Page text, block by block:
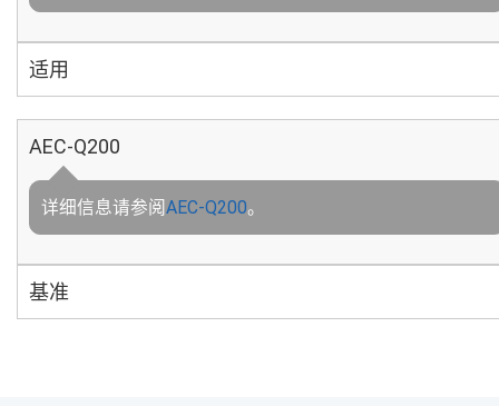
适用
AEC-Q200
详细信息请参阅AEC-Q200。
基准